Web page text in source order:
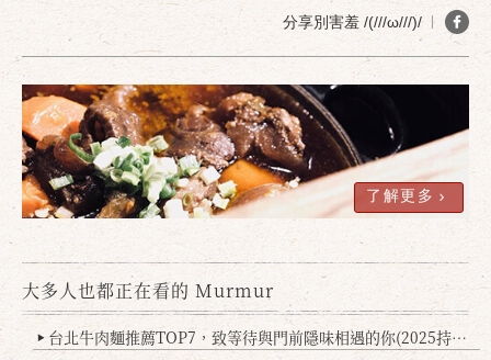
分享別害羞 /(///ω///)/
了解更多
大多人也都正在看的 Murmur
▶ 台北牛肉麵推薦TOP7，致等待與門前隱味相遇的你(2025持續更新
確定 取消